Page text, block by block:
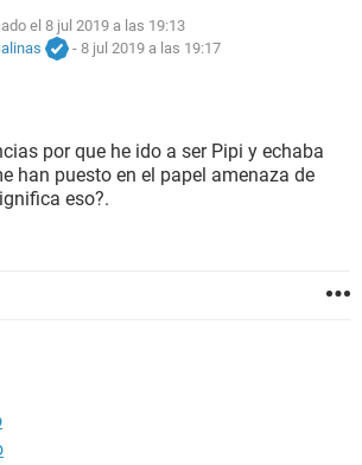
el 8 jul 2019 a las 19:13
- 8 jul 2019 a las 19:17
por que he ido a ser Pipi y echaba
han puesto en el papel amenaza de
eso?.